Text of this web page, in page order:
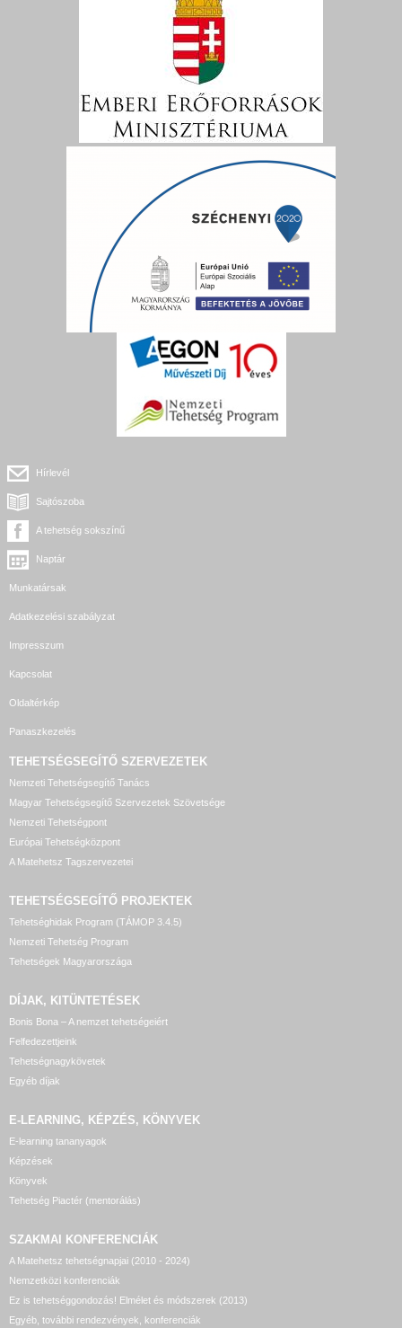
Hírlevél
Sajtószoba
A tehetség sokszínű
Naptár
Munkatársak
Adatkezelési szabályzat
Impresszum
Kapcsolat
Oldaltérkép
Panaszkezelés
TEHETSÉGSEGÍTŐ SZERVEZETEK
Nemzeti Tehetségsegítő Tanács
Magyar Tehetségsegítő Szervezetek Szövetsége
Nemzeti Tehetségpont
Európai Tehetségközpont
A Matehetsz Tagszervezetei
TEHETSÉGSEGÍTŐ PROJEKTEK
Tehetséghidak Program (TÁMOP 3.4.5)
Nemzeti Tehetség Program
Tehetségek Magyarországa
DÍJAK, KITÜNTETÉSEK
Bonis Bona – A nemzet tehetségeiért
Felfedezettjeink
Tehetségnagykövetek
Egyéb díjak
E-LEARNING, KÉPZÉS, KÖNYVEK
E-learning tananyagok
Képzések
Könyvek
Tehetség Piactér (mentorálás)
SZAKMAI KONFERENCIÁK
A Matehetsz tehetségnapjai (2010 - 2024)
Nemzetközi konferenciák
Ez is tehetséggondozás! Elmélet és módszerek (2013)
Egyéb, további rendezvények, konferenciák